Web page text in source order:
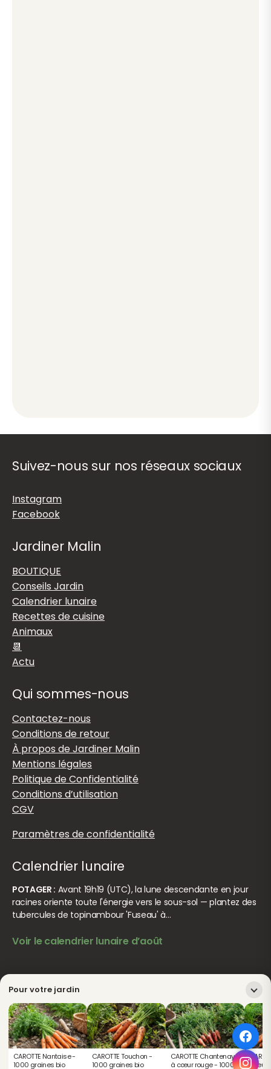
Pour votre jardin
CAROTTE Nantaise -
1000 graines bio
CAROTTE Touchon -
1000 graines bio
CAROTTE Chantenay
à cœur rouge - 1000
Cœur
Suivez-nous sur nos réseaux sociaux
Instagram
Facebook
Jardiner Malin
BOUTIQUE
Conseils Jardin
Calendrier lunaire
Recettes de cuisine
Animaux
📆
Actu
Qui sommes-nous
Contactez-nous
Conditions de retour
À propos de Jardiner Malin
Mentions légales
Politique de Confidentialité
Conditions d’utilisation
CGV
Paramètres de confidentialité
Calendrier lunaire
POTAGER : Avant 19h19 (UTC), la lune descendante en jour
racines oriente toute l'énergie vers le sous-sol — plantez des
tubercules de topinambour 'Fuseau' à…
Voir le calendrier lunaire d’août